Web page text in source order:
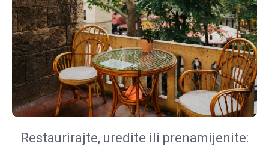
Restaurirajte, uredite ili prenamijenite: